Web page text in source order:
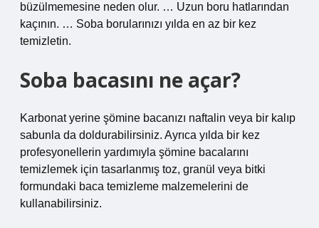
büzülmemesine neden olur. … Uzun boru hatlarından
kaçının. … Soba borularınızı yılda en az bir kez
temizletin.
Soba bacasını ne açar?
Karbonat yerine şömine bacanızı naftalin veya bir kalıp
sabunla da doldurabilirsiniz. Ayrıca yılda bir kez
profesyonellerin yardımıyla şömine bacalarını
temizlemek için tasarlanmış toz, granül veya bitki
formundaki baca temizleme malzemelerini de
kullanabilirsiniz.